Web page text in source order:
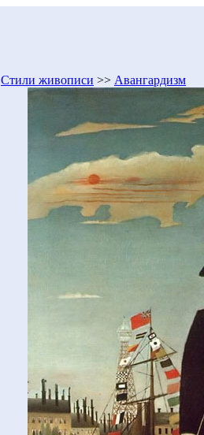
Стили живописи >> Авангардизм